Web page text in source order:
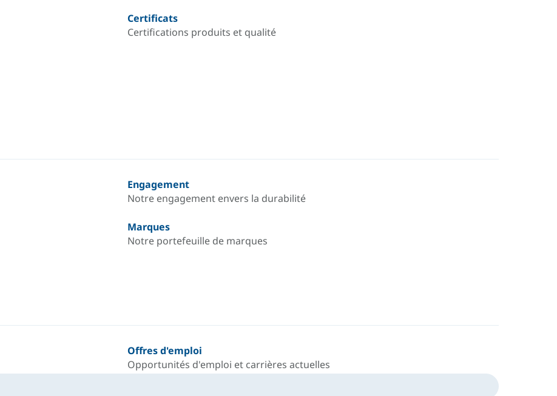
Certificats
Certifications produits et qualité
Engagement
Notre engagement envers la durabilité
Marques
Notre portefeuille de marques
Offres d'emploi
Opportunités d'emploi et carrières actuelles